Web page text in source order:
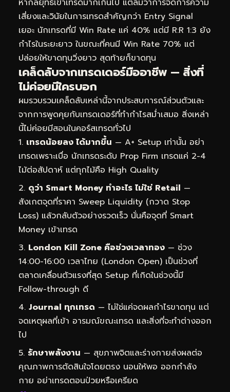
หากลยุทธ์เข้าเทรดมากเกินไป แต่ลืมว่าการจัดการความ
เสี่ยงและวินัยในการเทรดสำคัญกว่า Entry Signal
เยอะ นักเทรดที่มี Win Rate แค่ 40% แต่มี R:R 1:3 ยัง
กำไรในระยะยาว ในขณะที่คนมี Win Rate 70% แต่
ปล่อยให้ขาดทุนวิ่งยาว สุดท้ายก็ขาดทุน
เคล็ดลับจากเทรดเดอร์มืออาชีพ — สิ่งที่
ไม่ค่อยมีใครบอก
ผมรวบรวมเคล็ดลับเหล่านี้จากประสบการณ์ส่วนตัวและ
จากการพูดคุยกับเทรดเดอร์ที่ทำกำไรสม่ำเสมอ สิ่งเหล่า
นี้ไม่ค่อยมีสอนในคอร์สเทรดทั่วไป
เทรดน้อยลง ได้มากขึ้น — A+ Setup เท่านั้น อย่า
เทรดเพราะเบื่อ นักเทรดระดับ Prop Firm เทรดแค่ 2-4
ไม้ต่อสัปดาห์ แต่ทุกไม้คือ High Quality
ดูว่า Smart Money ทำอะไร ไม่ใช่ Retail —
สังเกตจุดที่ราคา Sweep Liquidity (กวาด Stop
Loss) แล้วกลับตัวอย่างรวดเร็ว นั่นคือจุดที่ Smart
Money เข้าเทรด
London Kill Zone คือช่วงเวลาทอง — ช่วง
14:00-16:00 เวลาไทย (London Open) เป็นช่วงที่
ตลาดเคลื่อนตัวแรงที่สุด Setup ที่เกิดในช่วงนี้มี
Follow-through ดี
Journal ทุกเทรด — ไม่ใช่แค่จดผลกำไรขาดทุน แต่
จดเหตุผลที่เข้า อารมณ์ขณะเทรด และสิ่งที่จะทำต่างออก
ไป
รักษาพลังงาน — สุขภาพจิตและร่างกายส่งผลต่อ
คุณภาพการตัดสินใจโดยตรง นอนให้พอ ออกกำลัง
กาย อย่าเทรดตอนป่วยหรือเครียด